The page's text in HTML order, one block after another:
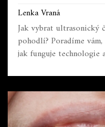
Lenka Vraná
Jak vybrat ultrasonický
pohodlí? Poradíme
jak funguje technologie